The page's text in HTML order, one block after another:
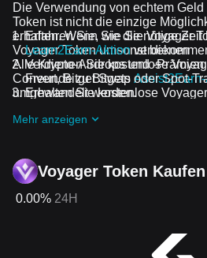
Die Verwendung von echtem
Token ist nicht die einzige
erhalten. Wenn Sie die nötige Zeit
Voyager Token umsonst
Erfahren Sie, wie Sie Voyager
Learn2Earn-Aktionverdienen
Verdienen Sie kostenlose
Freunde zu Bitgets
Erhalten Sie kostenlose
mitmachen
Alle Krypto-Airdrops und -
Convert, Bitget Swap oder Spot-
umgewandelt werden.
Mehr anzeigen
Voyager Token Kaufen
0.00% 24H